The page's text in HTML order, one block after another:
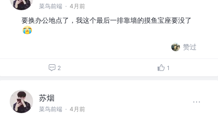
菜鸟前端 · 4月前
要换办公地点了，我这个最后一排靠墙的摸鱼宝座要没了
赞过
2 1
苏烟
菜鸟前端 · 4月前